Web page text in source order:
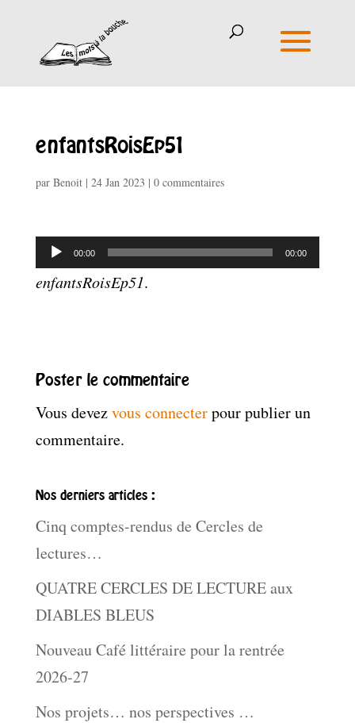
enfantsRoisEp51
par Benoit| 24 Jan 2023 | 0 commentaires
Lecteur
audio
00:00 00:00
enfantsRoisEp51.
Poster le commentaire
Vous devezvous connecterpour publier un
commentaire.
Nos derniers articles :
Cinq comptes-rendus de Cercles de
lectures…
QUATRE CERCLES DE LECTURE aux
DIABLES BLEUS
Nouveau Café littéraire pour la rentrée
2026-27
Nos projets… nos perspectives …